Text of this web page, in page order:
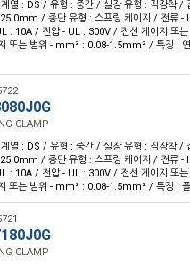
열 : DS / 유형 : 중간 / 실장 유형 : 직장착 /
/ 종단 유형 : 스프링 케이지 / 전류 -
: 10A / 전압 - UL : 300V / 전선 게이지 또
또는 범위 - mm² : 0.08-1.5mm² / 특징 :
CLAMP
열 : DS / 유형 : 중간 / 실장 유형 : 직장착 /
/ 종단 유형 : 스프링 케이지 / 전류 -
: 10A / 전압 - UL : 300V / 전선 게이지 또
또는 범위 - mm² : 0.08-1.5mm² / 특징 :
CLAMP